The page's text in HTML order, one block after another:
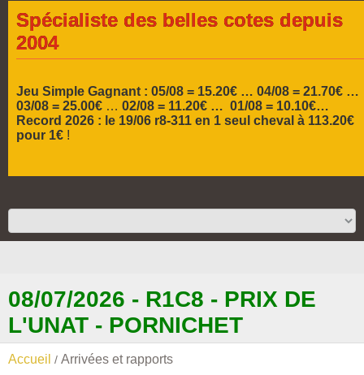
Spécialiste des belles cotes depuis
2004
Jeu Simple Gagnant : 05/08 = 15.20€ … 04/08 = 21.70€ …
03/08 = 25.00€ … 02/08 = 11.20€ … 01/08 = 10.10€…
Record 2026 : le 19/06 r8-311 en 1 seul cheval à 113.20€
pour 1€ !
08/07/2026 - R1C8 - PRIX DE
L'UNAT - PORNICHET
Accueil Arrivées et rapports